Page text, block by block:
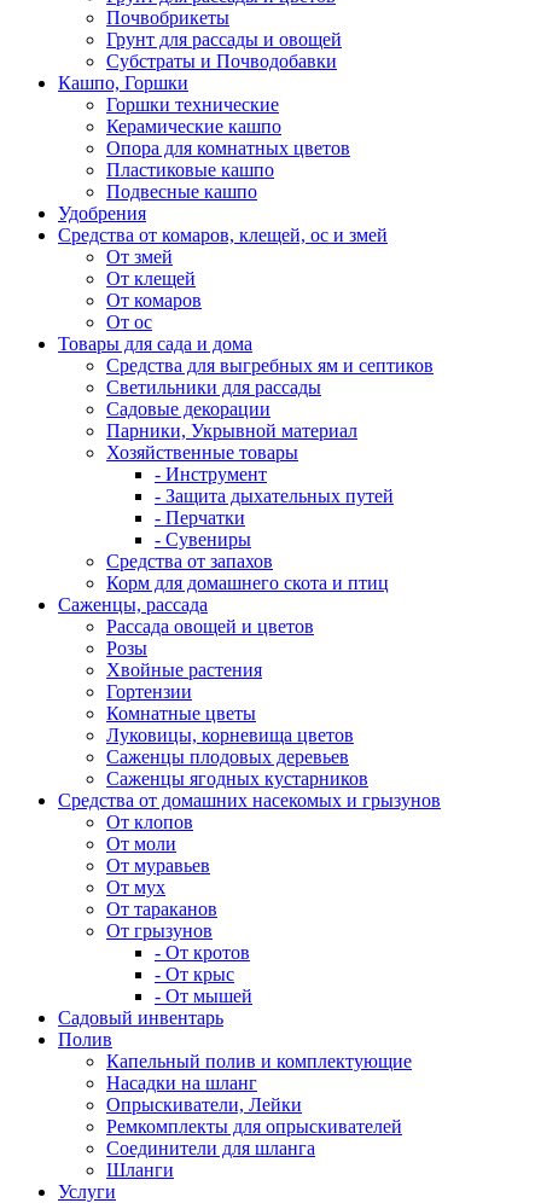
Почвобрикеты
Грунт для рассады и овощей
Субстраты и Почводобавки
Кашпо, Горшки
Горшки технические
Керамические кашпо
Опора для комнатных цветов
Пластиковые кашпо
Подвесные кашпо
Удобрения
Средства от комаров, клещей, ос и змей
От змей
От клещей
От комаров
От ос
Товары для сада и дома
Средства для выгребных ям и септиков
Светильники для рассады
Садовые декорации
Парники, Укрывной материал
Хозяйственные товары
- Инструмент
- Защита дыхательных путей
- Перчатки
- Сувениры
Средства от запахов
Корм для домашнего скота и птиц
Саженцы, рассада
Рассада овощей и цветов
Розы
Хвойные растения
Гортензии
Комнатные цветы
Луковицы, корневища цветов
Саженцы плодовых деревьев
Саженцы ягодных кустарников
Средства от домашних насекомых и грызунов
От клопов
От моли
От муравьев
От мух
От тараканов
От грызунов
- От кротов
- От крыс
- От мышей
Садовый инвентарь
Полив
Капельный полив и комплектующие
Насадки на шланг
Опрыскиватели, Лейки
Ремкомплекты для опрыскивателей
Соединители для шланга
Шланги
Услуги